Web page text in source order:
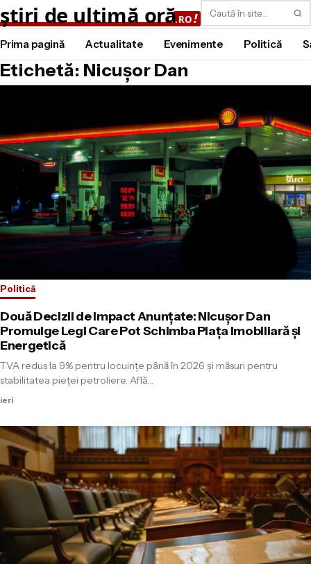
Caută
Prima pagină Actualitate Evenimente Politică
Etichetă: Nicușor Dan
Politică
Două Decizii de Impact Anunțate: Nicușor Dan
Promulge Legi Care Pot Schimba Piața Imobiliară și
Energetică
TVA redus la 9% pentru locuințe până în 2026 și măsuri pentru
stabilitatea pieței petroliere. Află…
ieri